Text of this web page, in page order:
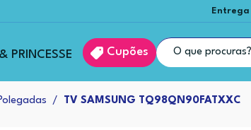
PRINCESSE Cupões
TV SAMSUNG TQ98QN90FATXXC